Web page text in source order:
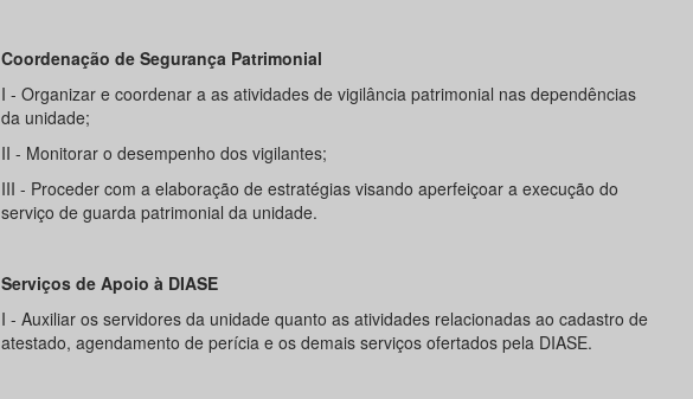
Coordenação de Segurança Patrimonial
I - Organizar e coordenar a as atividades de vigilância patrimonial nas dependências
da unidade;
II - Monitorar o desempenho dos vigilantes;
III - Proceder com a elaboração de estratégias visando aperfeiçoar a execução do
serviço de guarda patrimonial da unidade.
Serviços de Apoio à DIASE
I - Auxiliar os servidores da unidade quanto as atividades relacionadas ao cadastro de
atestado, agendamento de perícia e os demais serviços ofertados pela DIASE.